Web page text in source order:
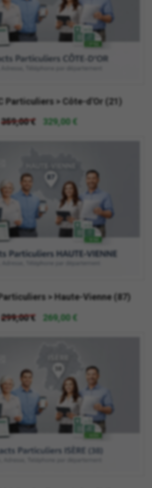
Particuliers > Côte-d'Or (21)
359,00 €
329,00 €
> Haute-Vienne (87)
299,00 €
269,00 €